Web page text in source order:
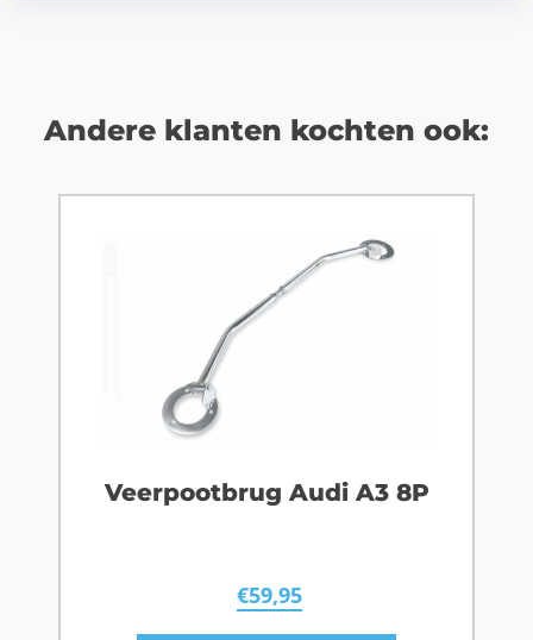
Andere klanten kochten ook:
Veerpootbrug Audi A3 8P
€59,95